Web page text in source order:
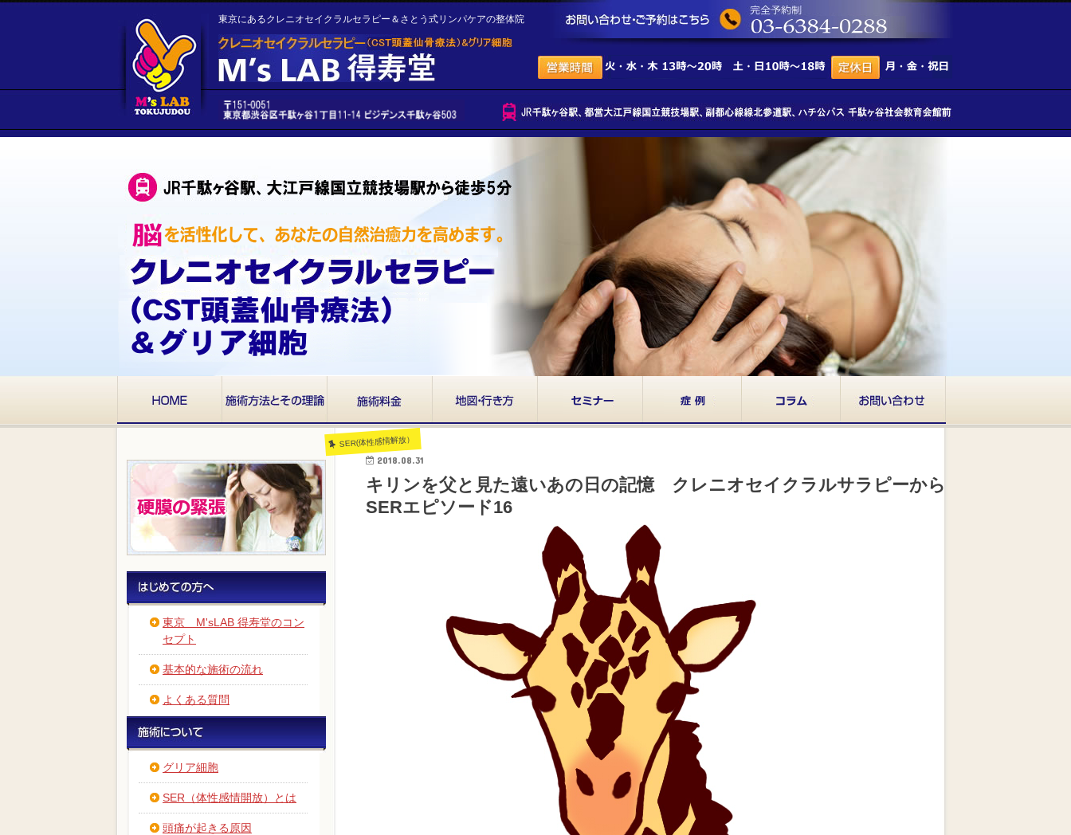
東京にあるクレニオセイクラルセラピー＆さとう式リンパケアの整体院
SER(体性感情解放）
2018.08.31
キリンを父と見た遠いあの日の記憶 クレニオセイクラルサラピーから
SERエピソード16
東京 M'sLAB 得寿堂のコン
セプト
基本的な施術の流れ
よくある質問
グリア細胞
SER（体性感情開放）とは
頭痛が起きる原因